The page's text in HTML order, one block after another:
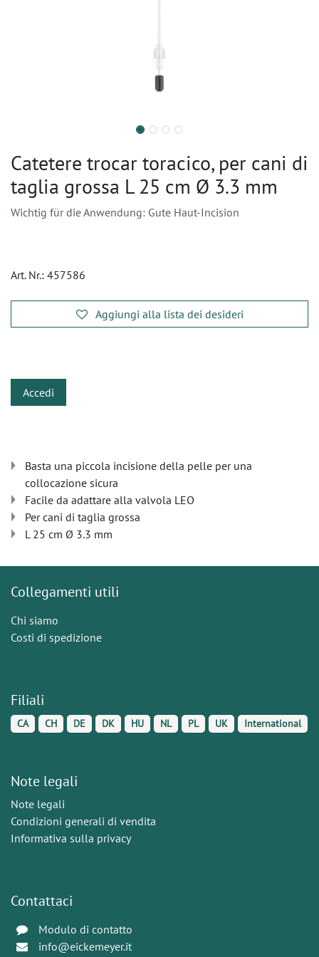
Catetere trocar toracico, per cani di
taglia grossa L 25 cm Ø 3.3 mm
Wichtig für die Anwendung: Gute Haut-Incision
Art. Nr.: 457586
Aggiungi alla lista dei desideri
Accedi
Basta una piccola incisione della pelle per una
collocazione sicura
Facile da adattare alla valvola LEO
Per cani di taglia grossa
L 25 cm Ø 3.3 mm
Collegamenti utili
Chi siamo
Costi di spedizione
Filiali
CA CH DE DK HU NL PL UK International
Note legali
Note legali
Condizioni generali di vendita
Informativa sulla privacy
Contattaci
Modulo di contatto
info@eickemeyer.it